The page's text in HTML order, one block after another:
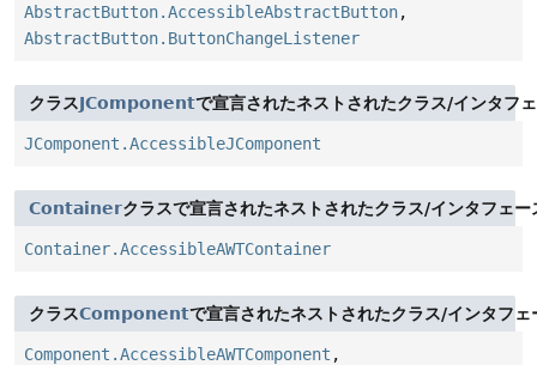
AbstractButton.AccessibleAbstractButton,
AbstractButton.ButtonChangeListener
クラスJComponentで宣言されたネストされたクラス/インタフ
JComponent.AccessibleJComponent
Containerクラスで宣言されたネストされたクラス/インタフェー
Container.AccessibleAWTContainer
クラスComponentで宣言されたネストされたクラス/インタフェ
Component.AccessibleAWTComponent ,